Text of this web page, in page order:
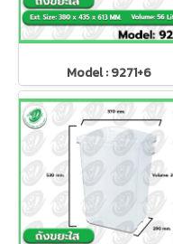
Model : 9271+6